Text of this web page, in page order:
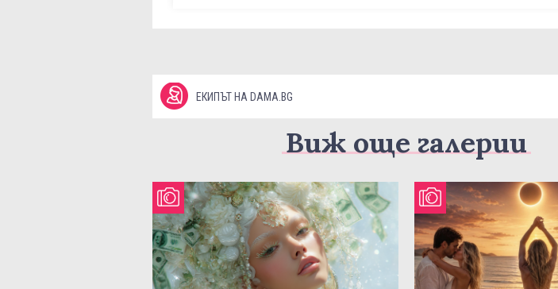
ЕКИПЪТ НА DAMA.BG
Виж още галерии